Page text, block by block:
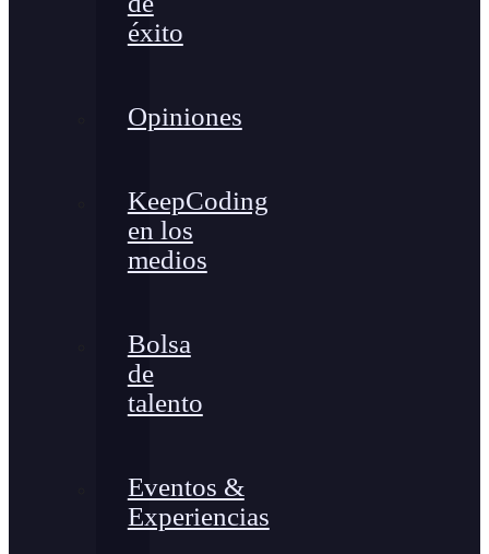
éxito
Opiniones
KeepCoding
en los
medios
Bolsa
de
talento
Eventos &
Experiencias